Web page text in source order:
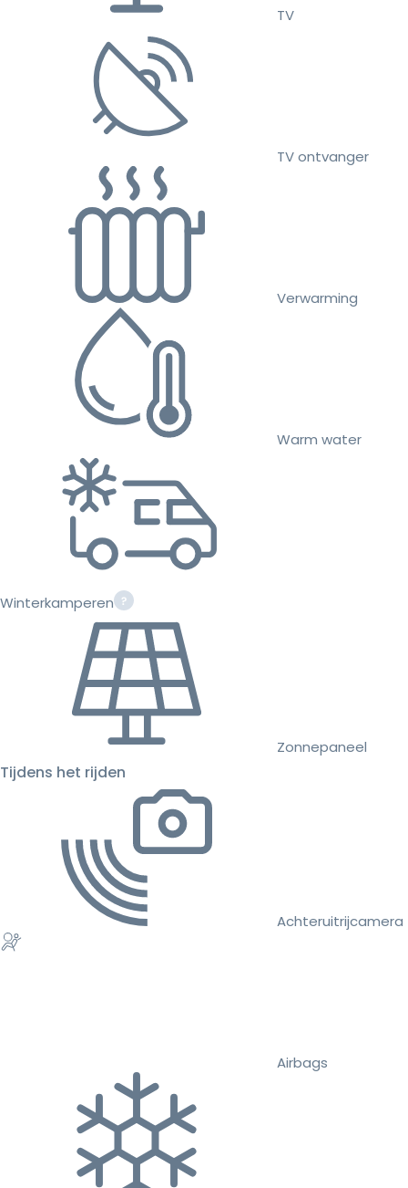
TV
TV ontvanger
Verwarming
Warm water
Winterkamperen
Zonnepaneel
Tijdens het rijden
Achteruitrijcamera
Airbags